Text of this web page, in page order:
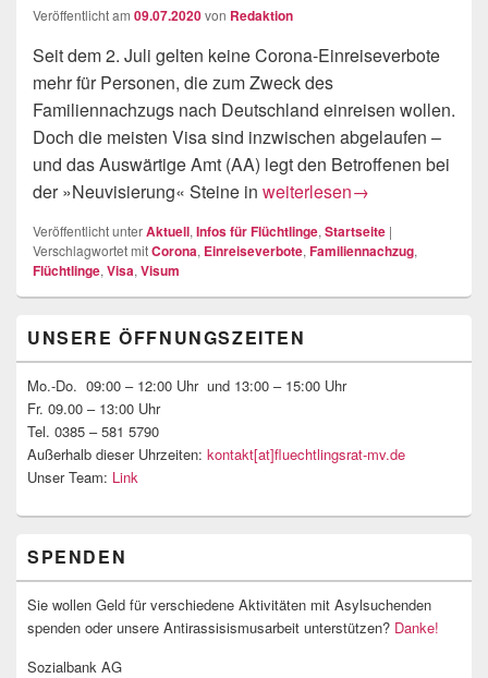
Veröffentlicht am 09.07.2020von Redaktion
Seit dem 2. Juli gelten keine Corona-Einreiseverbote
mehr für Personen, die zum Zweck des
Familiennachzugs nach Deutschland einreisen wollen.
Doch die meisten Visa sind inzwischen abgelaufen –
und das Auswärtige Amt (AA) legt den Betroffenen bei
der »Neuvisierung« Steine in Einreise zum
weiterlesen→
Veröffentlicht unterAktuell, Infos für Flüchtlinge, Startseite |
Verschlagwortet mitCorona, Einreiseverbote, Familiennachzug,
Flüchtlinge, Visa, Visum
Seitenleisten-
Widgetbereich
UNSERE ÖFFNUNGSZEITEN
Mo.-Do. 09:00 – 12:00 Uhr und 13:00 – 15:00 Uhr
Fr. 09.00 – 13:00 Uhr
Tel. 0385 – 581 5790
Außerhalb dieser Uhrzeiten: kontakt[at]fluechtlingsrat-mv.de
Unser Team: Link
SPENDEN
Sie wollen Geld für verschiedene Aktivitäten mit Asylsuchenden
spenden oder unsere Antirassisismusarbeit unterstützen? Danke!
Sozialbank AG